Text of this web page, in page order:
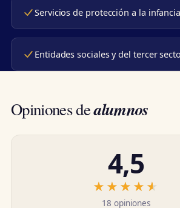
Servicios de protección a la
Entidades sociales y del tercer
Opiniones dealumnos
4,5
★★★★★
★★★★★
18 opiniones